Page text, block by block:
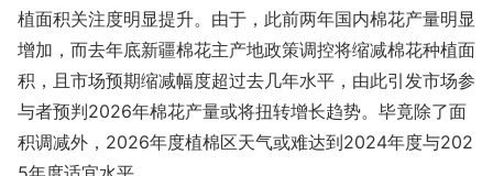
植面积关注度明显提升。由于，此前两年国内棉花产量明显
增加，而去年底新疆棉花主产地政策调控将缩减棉花种植面
积，且市场预期缩减幅度超过去几年水平，由此引发市场参
与者预判2026年棉花产量或将扭转增长趋势。毕竟除了面
积调减外，2026年度植棉区天气或难达到2024年度与202